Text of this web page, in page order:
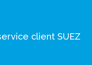
client SUEZ